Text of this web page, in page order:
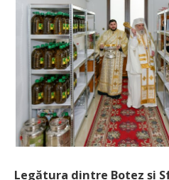
Legătura dintre Botez și